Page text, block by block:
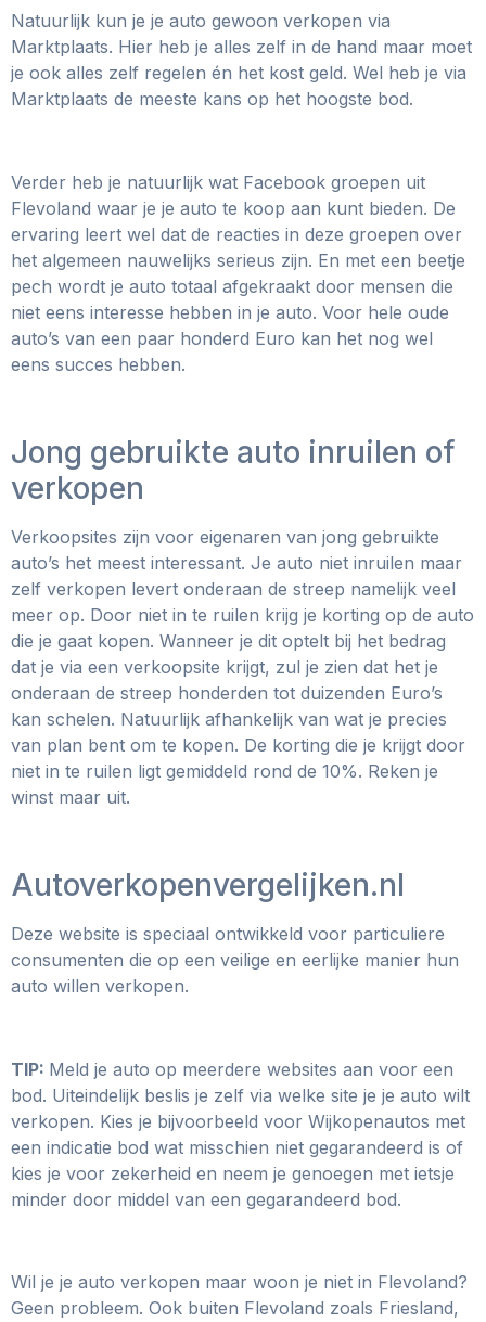
Natuurlijk kun je je auto gewoon verkopen via
Marktplaats. Hier heb je alles zelf in de hand maar moet
je ook alles zelf regelen én het kost geld. Wel heb je via
Marktplaats de meeste kans op het hoogste bod.
Verder heb je natuurlijk wat Facebook groepen uit
Flevoland waar je je auto te koop aan kunt bieden. De
ervaring leert wel dat de reacties in deze groepen over
het algemeen nauwelijks serieus zijn. En met een beetje
pech wordt je auto totaal afgekraakt door mensen die
niet eens interesse hebben in je auto. Voor hele oude
auto’s van een paar honderd Euro kan het nog wel
eens succes hebben.
Jong gebruikte auto inruilen of
verkopen
Verkoopsites zijn voor eigenaren van jong gebruikte
auto’s het meest interessant. Je auto niet inruilen maar
zelf verkopen levert onderaan de streep namelijk veel
meer op. Door niet in te ruilen krijg je korting op de auto
die je gaat kopen. Wanneer je dit optelt bij het bedrag
dat je via een verkoopsite krijgt, zul je zien dat het je
onderaan de streep honderden tot duizenden Euro’s
kan schelen. Natuurlijk afhankelijk van wat je precies
van plan bent om te kopen. De korting die je krijgt door
niet in te ruilen ligt gemiddeld rond de 10%. Reken je
winst maar uit.
Autoverkopenvergelijken.nl
Deze website is speciaal ontwikkeld voor particuliere
consumenten die op een veilige en eerlijke manier hun
auto willen verkopen.
TIP: Meld je auto op meerdere websites aan voor een
bod. Uiteindelijk beslis je zelf via welke site je je auto wilt
verkopen. Kies je bijvoorbeeld voor Wijkopenautos met
een indicatie bod wat misschien niet gegarandeerd is of
kies je voor zekerheid en neem je genoegen met ietsje
minder door middel van een gegarandeerd bod.
Wil je je auto verkopen maar woon je niet in Flevoland?
Geen probleem. Ook buiten Flevoland zoals Friesland,